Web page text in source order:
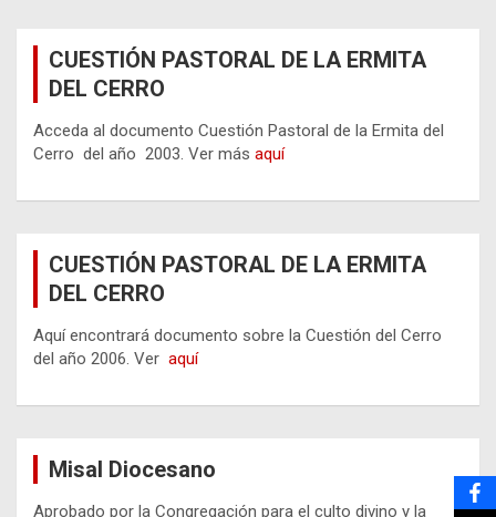
CUESTIÓN PASTORAL DE LA ERMITA
DEL CERRO
Acceda al documento Cuestión Pastoral de la Ermita del
Cerro del año 2003. Ver más aquí
CUESTIÓN PASTORAL DE LA ERMITA
DEL CERRO
Aquí encontrará documento sobre la Cuestión del Cerro
del año 2006. Ver aquí
Misal Diocesano
Aprobado por la Congregación para el culto divino y la